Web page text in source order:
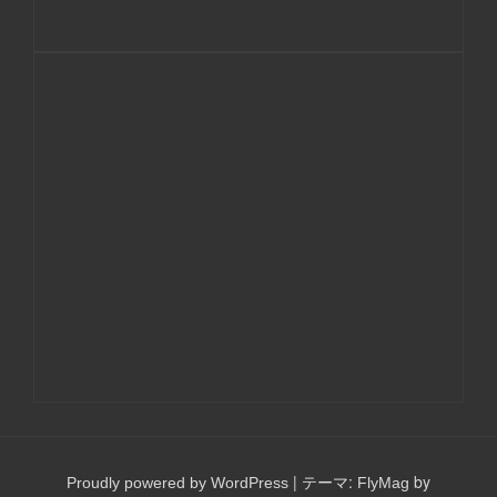
Proudly powered by WordPress | テーマ: FlyMag by